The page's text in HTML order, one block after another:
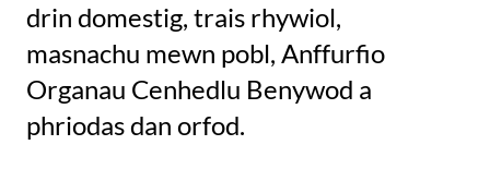
drin domestig, trais rhywiol,
masnachu mewn pobl, Anffurfio
Organau Cenhedlu Benywod a
phriodas dan orfod.